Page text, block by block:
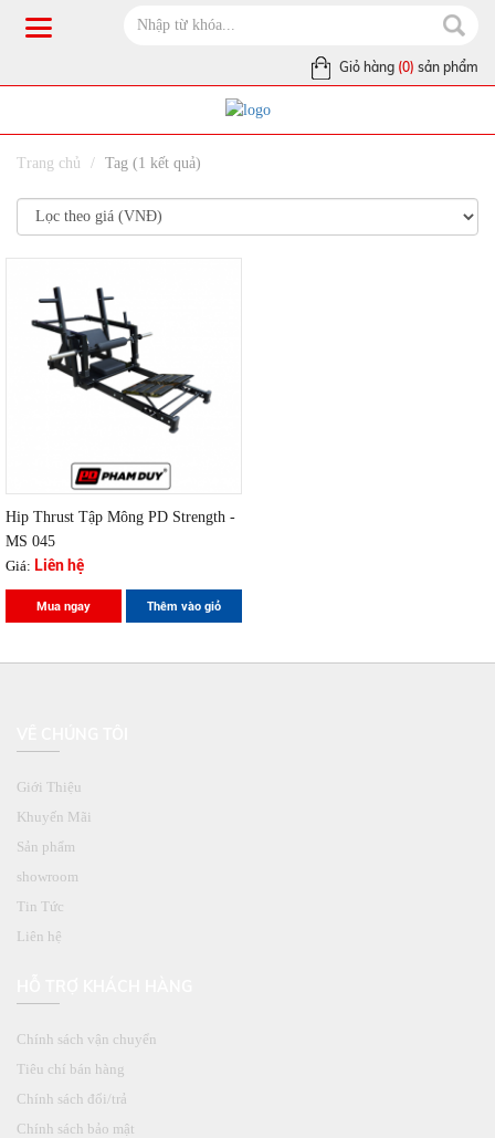
Giỏ hàng (0) sản phẩm
Trang chủ Tag (1 kết quả)
Hip Thrust Tập Mông PD Strength -
MS 045
Giá: Liên hệ
Mua ngay Thêm vào giỏ
Giới Thiệu
Khuyến Mãi
Sản phẩm
showroom
Tin Tức
Liên hệ
Chính sách vận chuyển
Tiêu chí bán hàng
Chính sách đổi/trả
Chính sách bảo mật